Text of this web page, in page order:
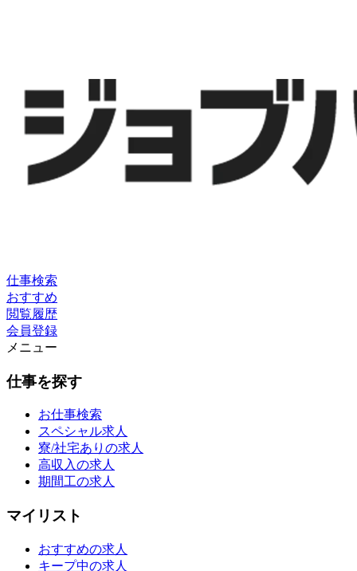
仕事検索
おすすめ
閲覧履歴
会員登録
メニュー
仕事を探す
お仕事検索
スペシャル求人
寮/社宅ありの求人
高収入の求人
期間工の求人
マイリスト
おすすめの求人
キープ中の求人